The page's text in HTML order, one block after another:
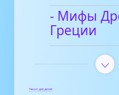
- Мифы
Греции
Песни для детей